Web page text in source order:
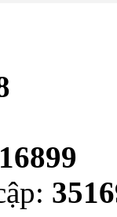
16899